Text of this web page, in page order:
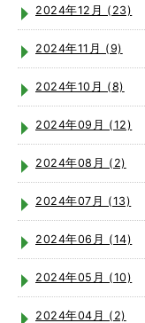
2024年12月 (23)
2024年11月 (9)
2024年10月 (8)
2024年09月 (12)
2024年08月 (2)
2024年07月 (13)
2024年06月 (14)
2024年05月 (10)
2024年04月 (2)